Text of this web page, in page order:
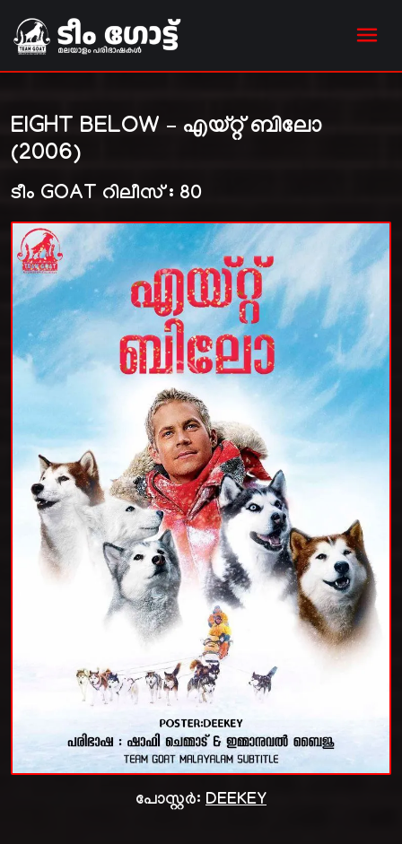
EIGHT BELOW – എയ്റ്റ് ബിലോ
(2006)
ടീം GOAT റിലീസ് : 80
പോസ്റ്റർ: DEEKEY